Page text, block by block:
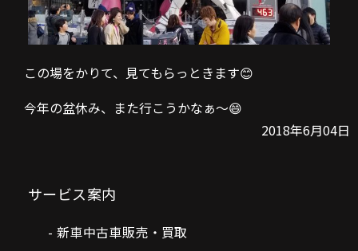
この場をかりて、見てもらっときます😊
今年の盆休み、また行こうかなぁ～😄
2018年6月04日
サービス案内
新車中古車販売・買取